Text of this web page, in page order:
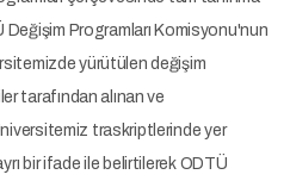
Değişim Programları Komisyonu'nun
yürütülen değişim
tarafından alınan ve
traskriptlerinde yer
bir ifade ile belirtilerek ODTÜ